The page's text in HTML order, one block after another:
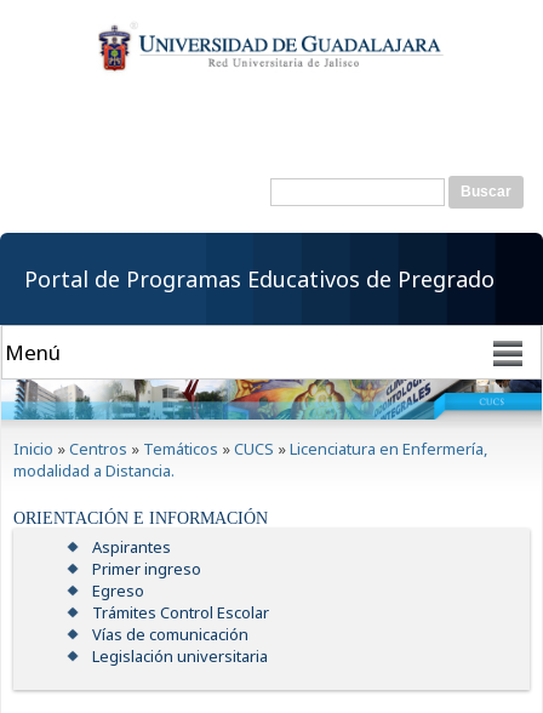
contenido
principal
Formulario de
Buscar
Portal de Programas Educativos de Pregrado
Inicio »Centros » Temáticos »CUCS »Licenciatura en Enfermería,
modalidad a Distancia.
ORIENTACIÓN E INFORMACIÓN
Aspirantes
Primer ingreso
Egreso
Trámites Control Escolar
Vías de comunicación
Legislación universitaria